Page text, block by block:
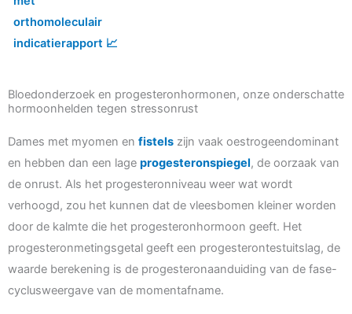
orthomoleculair
indicatierapport 📈
Bloedonderzoek en progesteronhormonen, onze onderschatte
hormoonhelden tegen stressonrust
Dames met myomen en fistels zijn vaak oestrogeendominant
en hebben dan een lage progesteronspiegel, de oorzaak van
de onrust. Als het progesteronniveau weer wat wordt
verhoogd, zou het kunnen dat de vleesbomen kleiner worden
door de kalmte die het progesteronhormoon geeft. Het
progesteronmetingsgetal geeft een progesterontestuitslag, de
waarde berekening is de progesteronaanduiding van de fase-
cyclusweergave van de momentafname.